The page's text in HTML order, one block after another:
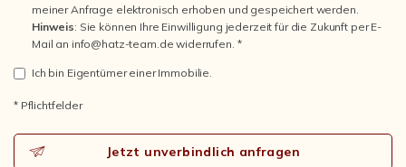
meiner Anfrage elektronisch erhoben und gespeichert werden.
Hinweis: Sie können Ihre Einwilligung jederzeit für die Zukunft per E-
Mail an info@hatz-team.de widerrufen. *
Ich bin Eigentümer einer Immobilie.
* Pflichtfelder
Jetzt unverbindlich anfragen